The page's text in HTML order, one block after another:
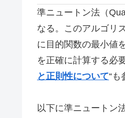
準ニュートン法（
なる。このアルゴリ
に目的関数の最小値
を正確に計算する必
と正則性について“も
以下に準ニュートン